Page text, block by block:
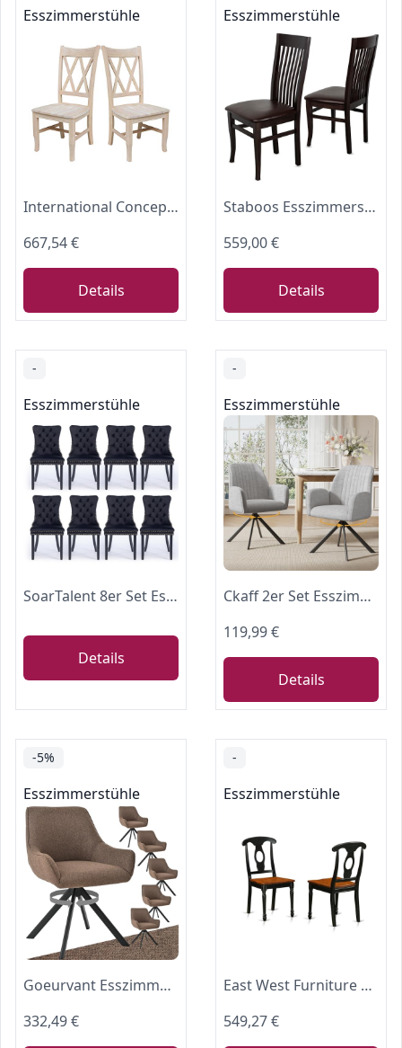
Esszimmerstühle
International Concepts Milford Doppelstuhl, X-Back, 2 Stühle 2 Unfinished
667,54 €
Details
Esszimmerstühle
Staboos Esszimmerstühle 4er Set Massivholz Buche, Wenge - Braun CH05
559,00 €
Details
-
Esszimmerstühle
SoarTalent 8er Set Esszimmerstühle Samt gepolstert Nagelkopf, Stern Schwarz
Details
-
Esszimmerstühle
Ckaff 2er Set Esszimmerstühle Drehbar mit Armlehne, 360°Drehbar Polsterstuhl Küchenstuhl aus Chenille, Stühle Esszimmer Schminkstuhl Drehstuhl mit Metallbeine für Esszimmer Schlafzimmer, Hellgrau
119,99 €
Details
-5%
Esszimmerstühle
Goeurvant Esszimmerstühle Drehbar 6er Set mit Armlehne – 360°Drehbar Polsterstuhl Leinen Modern Drehstuhl Küchenstuhl mit Metallgestell und Rückenlehne für Esszimmer, Wohnzimmer, Büro, Braun
332,49 €
-
Esszimmerstühle
East West Furniture KEC-BLK-W Kenley Küchen-Esszimmerstühle – Napoleon-Rückenlehne, Massivholz-Sitzstühle, 2er-Set, Schwarz und Kirsche
549,27 €